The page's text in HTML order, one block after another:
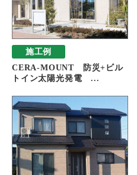
施工例
CERA-MOUNT 防災+ビル
トイン太陽光発電 ...